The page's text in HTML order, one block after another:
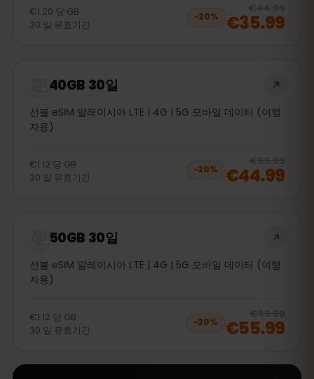
€1.20 당 GB
30 일 유효기간
−20%
€44.99
€35.99
40GB 30일
선불 eSIM 말레이시아 LTE | 4G | 5G 모바일 데이터 (여행
자용)
€1.12 당 GB
30 일 유효기간
−20%
€55.99
€44.99
50GB 30일
선불 eSIM 말레이시아 LTE | 4G | 5G 모바일 데이터 (여행
자용)
€1.12 당 GB
30 일 유효기간
−20%
€69.99
€55.99